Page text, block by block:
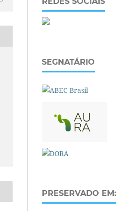
SEGNATÁRIO
PRESERVADO EM: